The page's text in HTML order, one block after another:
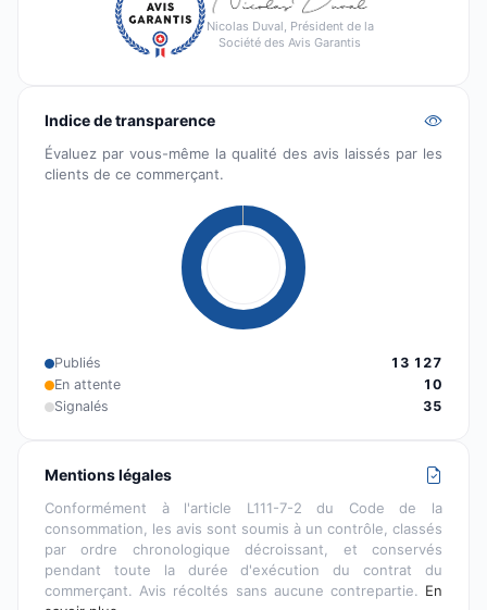
Nicolas Duval, Président de la
Société des Avis Garantis
Indice de transparence
Évaluez par vous-même la qualité des avis laissés par les
clients de ce commerçant.
Publiés
13 127
En attente
10
Signalés
35
Mentions légales
Conformément à l'article L111-7-2 du Code de la
consommation, les avis sont soumis à un contrôle, classés
par ordre chronologique décroissant, et conservés
pendant toute la durée d'exécution du contrat du
commerçant. Avis récoltés sans aucune contrepartie. En